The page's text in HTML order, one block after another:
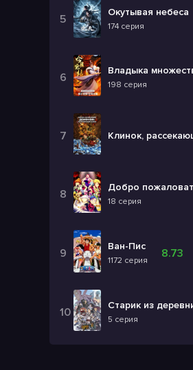
Окутывая небеса
174 серия
Владыка
198 серия
Клинок,
Добро
18 серия
Ван-Пис
1172 серия
8.73
Старик из
5 серия